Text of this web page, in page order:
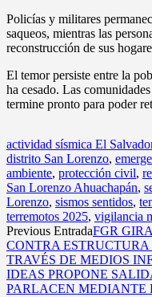
Policías y militares
saqueos, mientras las
reconstrucción de sus
El temor persiste entre la
ha cesado. Las
termine pronto para poder
actividad sísmica El
distrito San Lorenzo,
ambiente, protección civil,
San Lorenzo Ahuachapán,
Lorenzo, sismos sentidos,
terremotos 2025, vigilancia
Previous EntradaFGR
CONTRA
TRAVÉS DE MEDIOS
IDEAS PROPONE
PARLACEN MEDIANTE